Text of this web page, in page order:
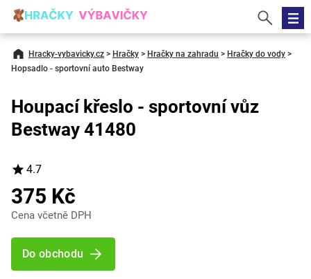
Hracky-vybavicky.cz > Hračky > Hračky na zahradu > Hračky do vody >
Hopsadlo - sportovní auto Bestway
Houpací křeslo - sportovní vůz
Bestway 41480
4.7
375 Kč
Cena včetně DPH
Do obchodu